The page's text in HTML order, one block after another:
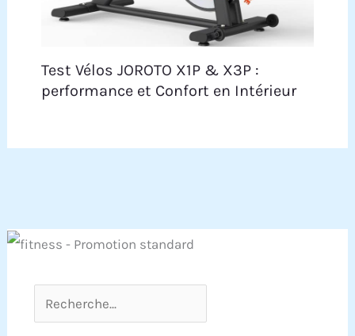
Test Vélos JOROTO X1P & X3P :
performance et Confort en Intérieur